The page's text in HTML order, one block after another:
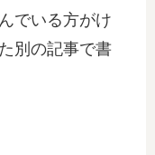
でいる方がけ
別の記事で書